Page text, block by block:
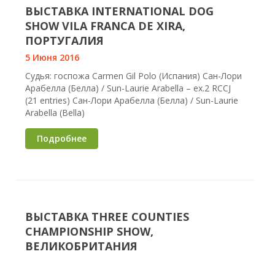
ВЫСТАВКА INTERNATIONAL DOG
SHOW VILA FRANCA DE XIRA,
ПОРТУГАЛИЯ
5 Июня 2016
Судья: госпожа Carmen Gil Polo (Испания) Сан-Лори
Арабелла (Белла) / Sun-Laurie Arabella – ex.2 RCCJ
(21 entries) Сан-Лори Арабелла (Белла) / Sun-Laurie
Arabella (Bella)
Подробнее
ВЫСТАВКА THREE COUNTIES
CHAMPIONSHIP SHOW,
ВЕЛИКОБРИТАНИЯ